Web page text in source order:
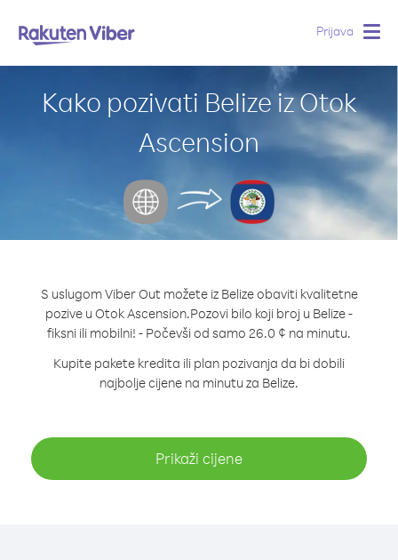
Prijava
Kako pozivati Belize iz Otok
Ascension
S uslugom Viber Out možete iz Belize obaviti kvalitetne
pozive u Otok Ascension.Pozovi bilo koji broj u Belize -
fiksni ili mobilni! - Počevši od samo 26.0 ¢ na minutu.
Kupite pakete kredita ili plan pozivanja da bi dobili
najbolje cijene na minutu za Belize.
Prikaži cijene